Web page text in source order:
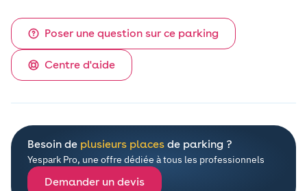
Poser une question sur ce parking
Centre d'aide
Besoin de plusieurs places de parking ?
Yespark Pro, une offre dédiée à tous les professionnels
Demander un devis